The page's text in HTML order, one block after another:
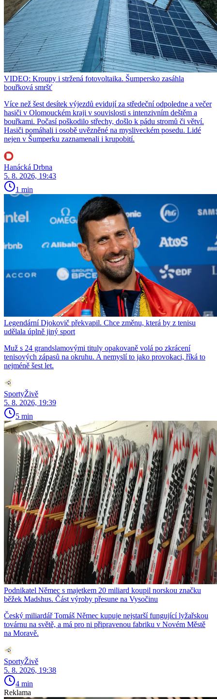
VIDEO: Kroupy i stržená fotovoltaika. Šumpersko zasáhla
bouřková smršť
Více než šest desítek výjezdů evidují za středeční odpoledne a večer
hasiči v Olomouckém kraji v souvislosti s intenzivním deštěm a
bouřkami. Počasí poškodilo střechy, došlo k pádu stromů či větví.
Hasiči pomáhali i osobě uvězněné na mysliveckém posedu. Lidé
nejen v Šumperku zaznamenali i krupobití.
Hanácká Drbna
5. 8. 2026, 19:43
1 min
Legendární Djokovič překvapil. Chce změnu, která by z tenisu
udělala úplně jiný sport
Muž s 24 grandslamovými tituly opakovaně volá po zkrácení
tenisových zápasů na okruhu. A nemyslí to jako provokaci, říká to
nejméně šest let.
SportyŽivě
5. 8. 2026, 19:39
5 min
Podnikatel Němec s majetkem 20 miliard koupil norskou značku
běžek Madshus. Část výroby přesune na Vysočinu
Český miliardář Tomáš Němec kupuje nejstarší fungující lyžařskou
továrnu na světě, a má pro ni připravenou fabriku v Novém Městě
na Moravě.
SportyŽivě
5. 8. 2026, 19:38
4 min
Reklama